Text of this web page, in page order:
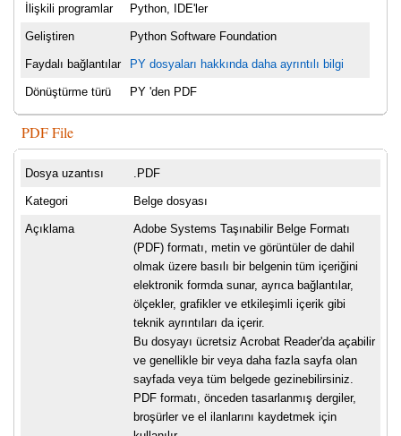
İlişkili programlar Python, IDE'ler
Geliştiren Python Software Foundation
Faydalı bağlantılar PY dosyaları hakkında daha ayrıntılı bilgi
Dönüştürme türü PY 'den PDF
PDF File
Dosya uzantısı .PDF
Kategori Belge dosyası
Açıklama
Adobe Systems Taşınabilir Belge Formatı
(PDF) formatı, metin ve görüntüler de dahil
olmak üzere basılı bir belgenin tüm içeriğini
elektronik formda sunar, ayrıca bağlantılar,
ölçekler, grafikler ve etkileşimli içerik gibi
teknik ayrıntıları da içerir.
Bu dosyayı ücretsiz Acrobat Reader'da açabilir
ve genellikle bir veya daha fazla sayfa olan
sayfada veya tüm belgede gezinebilirsiniz.
PDF formatı, önceden tasarlanmış dergiler,
broşürler ve el ilanlarını kaydetmek için